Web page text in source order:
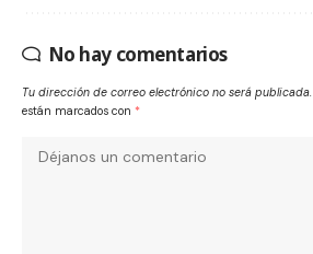
No hay comentarios
Tu dirección de correo electrónico no será publicada.
están marcados con *